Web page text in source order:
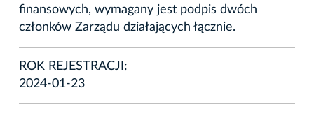
finansowych, wymagany jest podpis dwóch
członków Zarządu działających łącznie.
ROK REJESTRACJI:
2024-01-23